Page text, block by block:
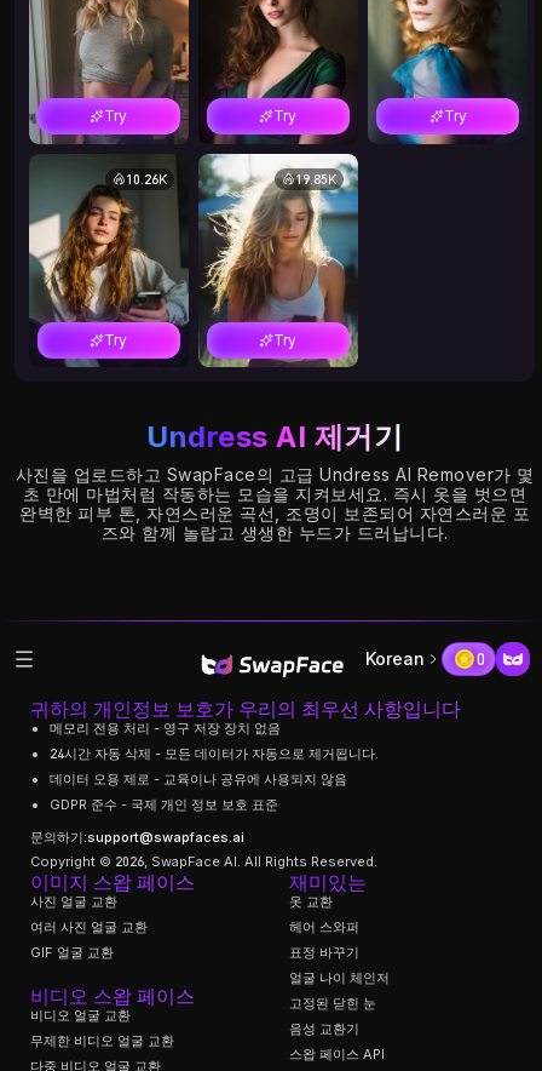
~296 KB on
/undress-ai-
remover alone.
The mini was
also the
measured
mobile LCP
element there,
which is why
the sizing
below is
deliberate
rather than
components --
see
STRIP_WIDTHS.
~296 KB on
/undress-ai-
remover alone.
The mini was
also the
measured
mobile LCP
element there,
which is why
the sizing
below is
deliberate
rather than
the other
components --
see
STRIP_WIDTHS.
}}
~296 KB on
/undress-ai-
remover alone.
The mini was
also the
measured
mobile LCP
element there,
which is why
the sizing
below is
deliberate
rather than
the other
components --
see
STRIP_WIDTHS.
}}
~296
/
The
also the
see
Try Try Try
Try
10.26K
Try
19.85K
Undress AI 제거기
사진을 업로드하고 SwapFace의 고급 Undress AI Remover가 몇
초 만에 마법처럼 작동하는 모습을 지켜보세요. 즉시 옷을 벗으면
완벽한 피부 톤, 자연스러운 곡선, 조명이 보존되어 자연스러운 포
즈와 함께 놀랍고 생생한 누드가 드러납니다.
Korean 0
귀하의 개인정보 보호가 우리의 최우선 사항입니다
메모리 전용 처리 - 영구 저장 장치 없음
24시간 자동 삭제 - 모든 데이터가 자동으로 제거됩니다.
데이터 오용 제로 - 교육이나 공유에 사용되지 않음
GDPR 준수 - 국제 개인 정보 보호 표준
문의하기:support@swapfaces.ai
Copyright © 2026, SwapFace AI. All Rights Reserved.
이미지 스왑 페이스
사진 얼굴 교환
여러 사진 얼굴 교환
GIF 얼굴 교환
비디오 스왑 페이스
비디오 얼굴 교환
무제한 비디오 얼굴 교환
다중 비디오 얼굴 교환
재미있는
옷 교환
헤어 스와퍼
표정 바꾸기
얼굴 나이 체인저
고정된 닫힌 눈
음성 교환기
스왑 페이스 API